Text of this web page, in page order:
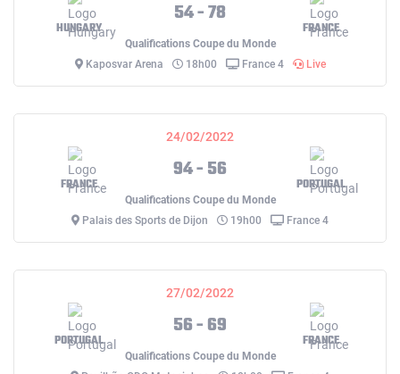
HUNGARY
54 - 78
FRANCE
Qualifications Coupe du Monde
Kaposvar Arena
18h00 France 4 Live
24/02/2022
FRANCE
94 - 56
PORTUGAL
Qualifications Coupe du Monde
Palais des Sports de Dijon
19h00 France 4
27/02/2022
PORTUGAL
56 - 69
FRANCE
Qualifications Coupe du Monde